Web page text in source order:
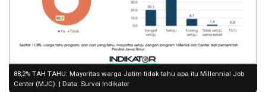
88,2% TAH TAHU: Mayoritas warga Jatim tidak tahu apa itu Millennial Job
Center (MJC). | Data: Survei Indikator